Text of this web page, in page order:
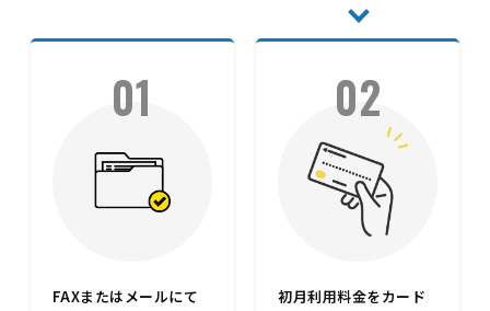
01
FAXまたはメールにて
02
初月利用料金をカード